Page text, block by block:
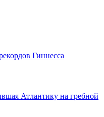
Гиннесса
Атлантику на гребной